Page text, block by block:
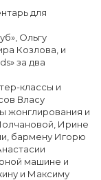
для
Ольгу
Козлова, и
за два
классы и
Власу
жонглирования и
Ирине
бармену Игорю
машине и
и Максиму